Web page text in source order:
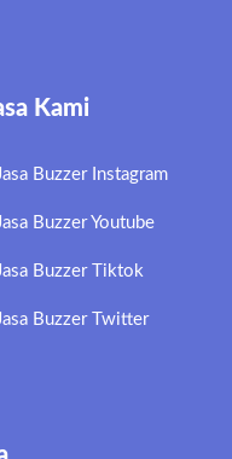
Kami
Buzzer Instagram
Buzzer Youtube
Buzzer Tiktok
Buzzer Twitter